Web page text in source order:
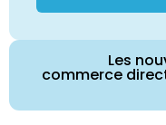
Les
commerce